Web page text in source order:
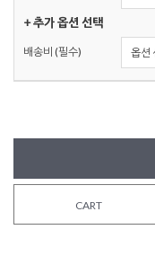
+ 추가 옵션 선택
배송비 (필수)
CART